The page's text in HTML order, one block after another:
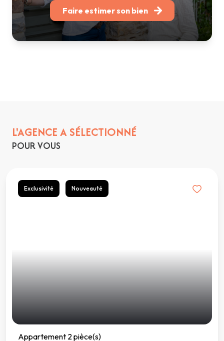
Faire estimer son bien
L'AGENCE A SÉLECTIONNÉ
POUR VOUS
Exclusivité Nouveauté
Appartement 2 pièce(s)